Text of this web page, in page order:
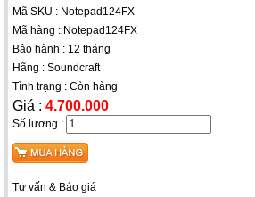
Mã SKU : Notepad124FX
Mã hàng : Notepad124FX
Bảo hành : 12 tháng
Hãng : Soundcraft
Tình trạng : Còn hàng
Giá :4.700.000
Số lương :
Tư vấn & Báo giá